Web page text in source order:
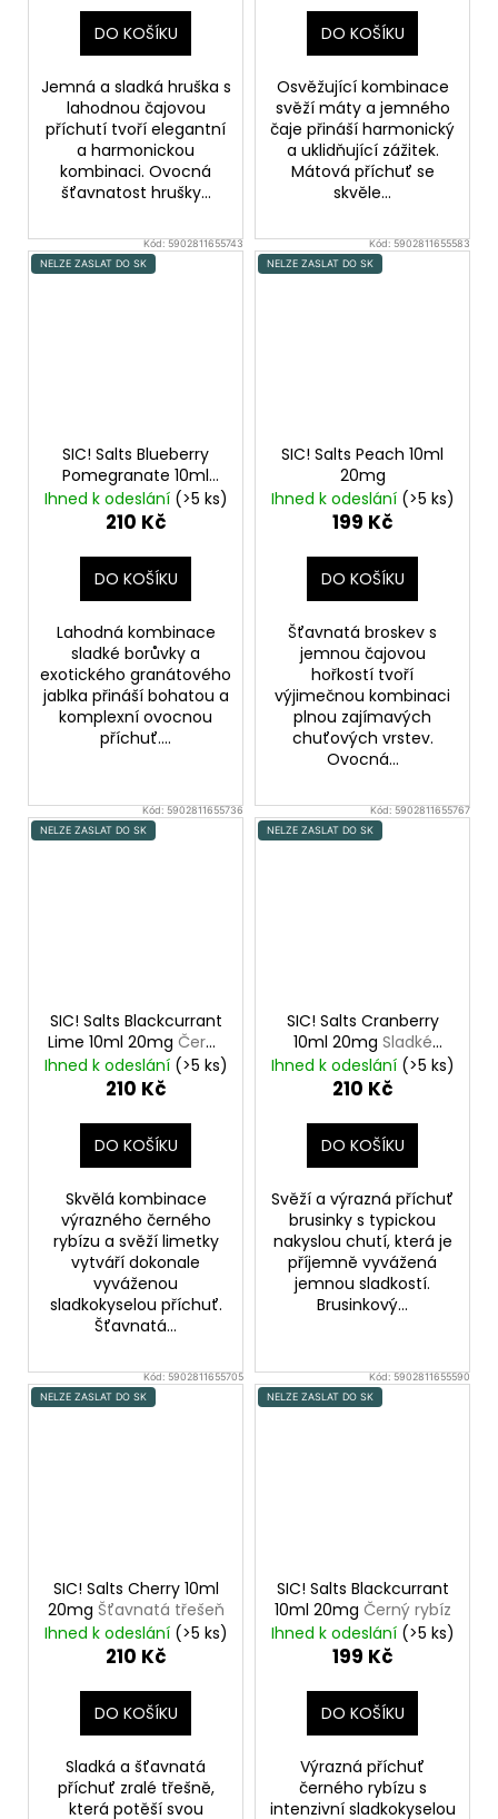
DO KOŠÍKU
Jemná a sladká hruška s
lahodnou čajovou
příchutí tvoří elegantní
a harmonickou
kombinaci. Ovocná
šťavnatost hrušky...
DO KOŠÍKU
Osvěžující kombinace
svěží máty a jemného
čaje přináší harmonický
a uklidňující zážitek.
Mátová příchuť se
skvěle...
Kód:5902811655743
NELZE ZASLAT DO SK
SIC! Salts Blueberry
Pomegranate 10ml
20mg Lesní borůvky s
granátovým jablkem
Ihned k odeslání (>5 ks)
210 Kč
DO KOŠÍKU
Lahodná kombinace
sladké borůvky a
exotického granátového
jablka přináší bohatou a
komplexní ovocnou
příchuť....
Kód:5902811655583
NELZE ZASLAT DO SK
SIC! Salts Peach 10ml
20mg
Ihned k odeslání (>5 ks)
199 Kč
DO KOŠÍKU
Šťavnatá broskev s
jemnou čajovou
hořkostí tvoří
výjimečnou kombinaci
plnou zajímavých
chuťových vrstev.
Ovocná...
Kód:5902811655736
NELZE ZASLAT DO SK
SIC! Salts Blackcurrant
Lime 10ml 20mg Černý
rybíz s limetkou
Ihned k odeslání (>5 ks)
210 Kč
DO KOŠÍKU
Skvělá kombinace
výrazného černého
rybízu a svěží limetky
vytváří dokonale
vyváženou
sladkokyselou příchuť.
Šťavnatá...
Kód:5902811655767
NELZE ZASLAT DO SK
SIC! Salts Cranberry
10ml 20mg Sladké
brusinky
Ihned k odeslání (>5 ks)
210 Kč
DO KOŠÍKU
Svěží a výrazná příchuť
brusinky s typickou
nakyslou chutí, která je
příjemně vyvážená
jemnou sladkostí.
Brusinkový...
Kód: 5902811655705
NELZE ZASLAT DO SK
SIC! Salts Cherry 10ml
20mg Šťavnatá třešeň
Ihned k odeslání (>5 ks)
210 Kč
DO KOŠÍKU
Sladká a šťavnatá
příchuť zralé třešně,
která potěší svou
Kód: 5902811655590
NELZE ZASLAT DO SK
SIC! Salts Blackcurrant
10ml 20mg Černý rybíz
Ihned k odeslání (>5 ks)
199 Kč
DO KOŠÍKU
Výrazná příchuť
černého rybízu s
intenzivní sladkokyselou